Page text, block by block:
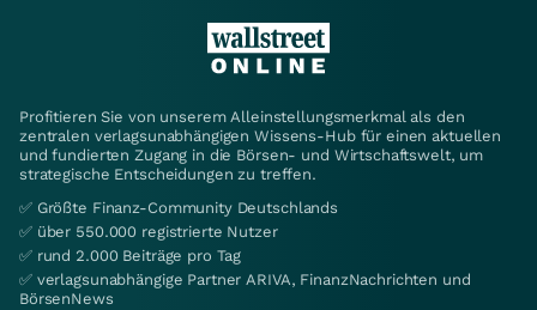
Profitieren Sie von unserem Alleinstellungsmerkmal als den
zentralen verlagsunabhängigen Wissens-Hub für einen aktuellen
und fundierten Zugang in die Börsen- und Wirtschaftswelt, um
strategische Entscheidungen zu treffen.
✅ Größte Finanz-Community Deutschlands
✅ über 550.000 registrierte Nutzer
✅ rund 2.000 Beiträge pro Tag
✅ verlagsunabhängige Partner ARIVA, FinanzNachrichten und
BörsenNews